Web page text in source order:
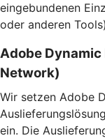
eingebundenen
oder anderen
Adobe
Network)
Wir setzen Adobe
ein. Die